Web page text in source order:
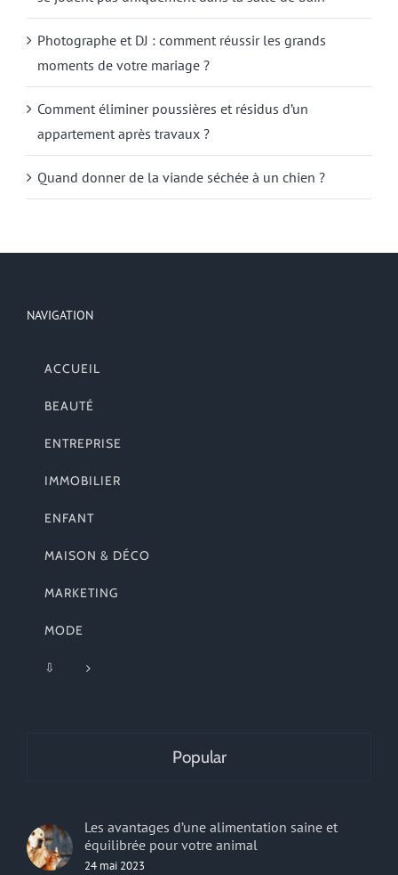
Photographe et DJ : comment réussir les grands
moments de votre mariage ?
Comment éliminer poussières et résidus d’un
appartement après travaux ?
Quand donner de la viande séchée à un chien ?
NAVIGATION
ACCUEIL
BEAUTÉ
ENTREPRISE
IMMOBILIER
ENFANT
MAISON & DÉCO
MARKETING
MODE
⇩
Popular
Les avantages d’une alimentation saine et
équilibrée pour votre animal
24 mai 2023